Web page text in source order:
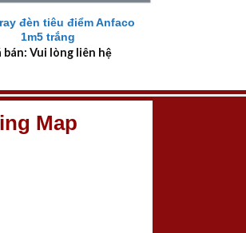
đèn tiêu điểm Anfaco
1m5 trắng
bán: Vui lòng liên hệ
Map